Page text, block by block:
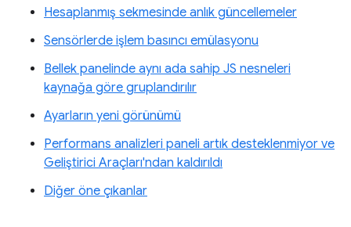
Hesaplanmış sekmesinde anlık güncellemeler
Sensörlerde işlem basıncı emülasyonu
Bellek panelinde aynı ada sahip JS nesneleri
kaynağa göre gruplandırılır
Ayarların yeni görünümü
Performans analizleri paneli artık desteklenmiyor ve
Geliştirici Araçları'ndan kaldırıldı
Diğer öne çıkanlar